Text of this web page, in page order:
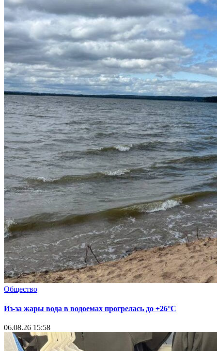
Общество
Из-за жары вода в водоемах прогрелась до +26°C
06.08.26 15:58